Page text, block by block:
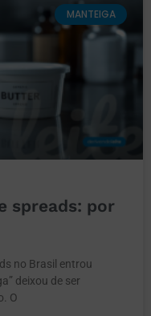
MANTEIGA
spreads: por
no Brasil entrou
deixou de ser
O